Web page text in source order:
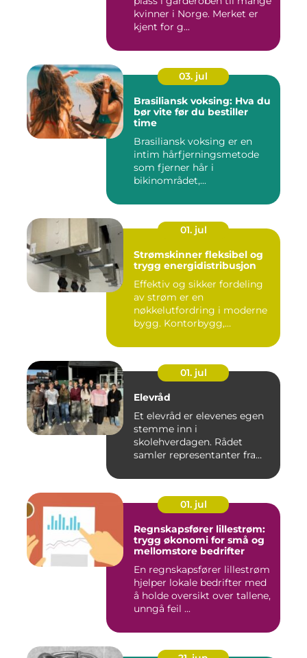
kvinner i Norge. Merket er
kjent for g...
03. jul
Brasiliansk voksing: Hva du
bør vite før du bestiller
time
Brasiliansk voksing er en
intim hårfjerningsmetode
som fjerner hår i
bikinområdet,...
01. jul
Strømskinner fleksibel og
trygg energidistribusjon
Effektiv og sikker fordeling
av strøm er en
nøkkelutfordring i moderne
bygg. Kontorbygg,
01. jul
Elevråd
Et elevråd er elevenes egen
stemme inn i
skolehverdagen. Rådet
samler representanter fra
01. jul
Regnskapsfører lillestrøm:
trygg økonomi for små og
mellomstore bedrifter
En regnskapsfører lillestrøm
hjelper lokale bedrifter med
å holde oversikt over tallene,
unngå feil ...